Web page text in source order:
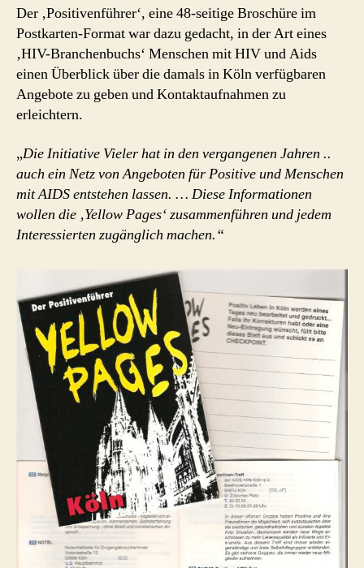
HIV
und
AIDS‘
(1994)
Der ‚Positivenführer‘, eine 48-seitige Broschüre im
Postkarten-Format war dazu gedacht, in der Art eines
‚HIV-Branchenbuchs‘ Menschen mit HIV und Aids
einen Überblick über die damals in Köln verfügbaren
Angebote zu geben und Kontaktaufnahmen zu
erleichtern.
„Die Initiative Vieler hat in den vergangenen Jahren ..
auch ein Netz von Angeboten für Positive und Menschen
mit AIDS entstehen lassen. … Diese Informationen
wollen die ‚Yellow Pages‘ zusammenführen und jedem
Interessierten zugänglich machen.“